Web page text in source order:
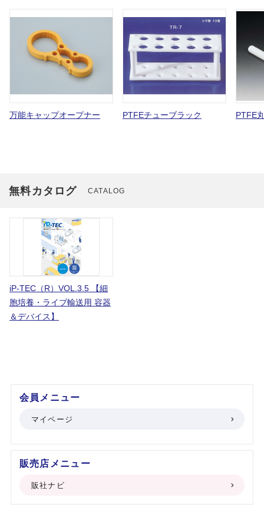
万能キャップオープナー PTFEチューブラック PTFE
無料カタログ CATALOG
iP-TEC（R）VOL.3.5 【細
胞培養・ライブ輸送用 容器
＆デバイス】
会員メニュー
マイページ
販売店メニュー
販社ナビ